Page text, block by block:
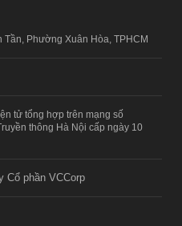
Tần, Phường Xuân Hòa, TPHCM
tử tổng hợp trên mạng số
thông Hà Nội cấp ngày 10
Cổ phần VCCorp